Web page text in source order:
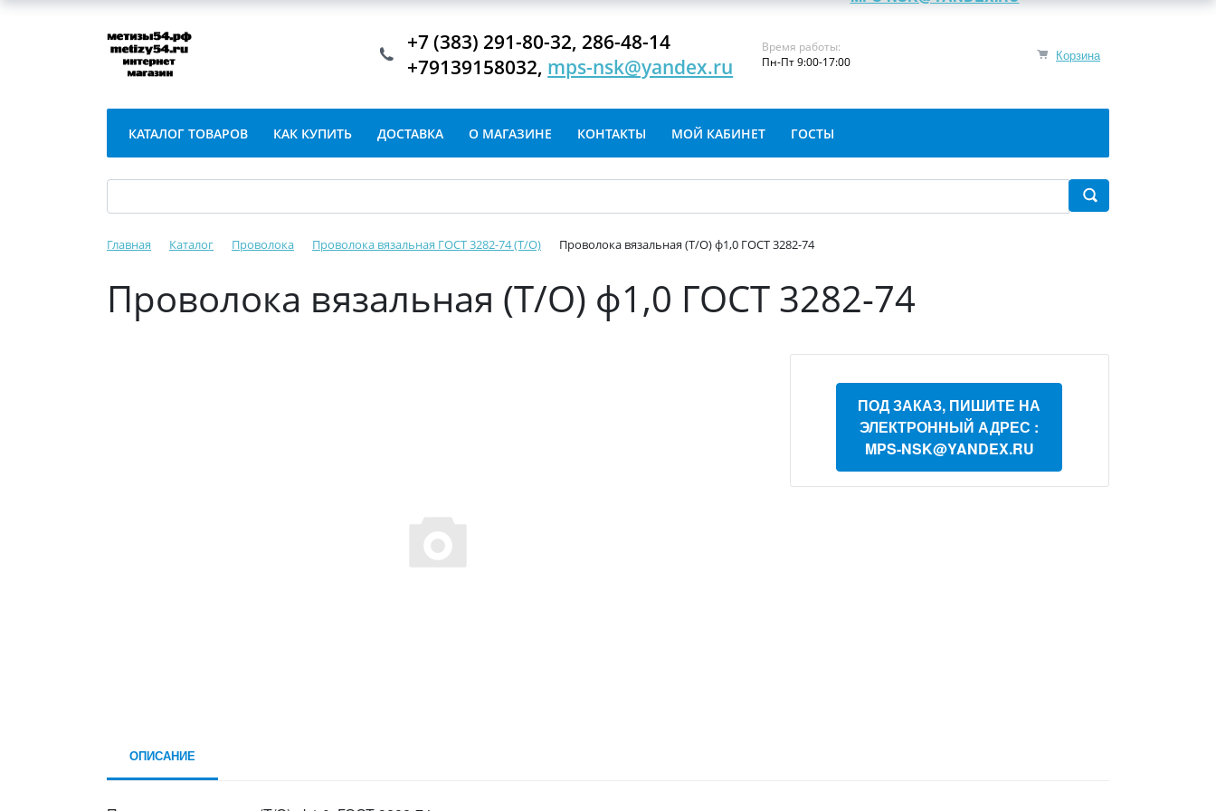
Корзина
+7 (383) 291-80-32, 286-48-14
+79139158032, mps-nsk@yandex.ru
Время работы:
Пн-Пт 9:00-17:00
КАТАЛОГ ТОВАРОВ КАК КУПИТЬ ДОСТАВКА О МАГАЗИНЕ КОНТАКТЫ МОЙ КАБИНЕТ ГОСТЫ
Главная Каталог Проволока Проволока вязальная ГОСТ 3282-74 (Т/О) Проволока вязальная (Т/О) ф1,0 ГОСТ 3282-74
Проволока вязальная (Т/О) ф1,0 ГОСТ 3282-74
ПОД ЗАКАЗ, ПИШИТЕ НА
ЭЛЕКТРОННЫЙ АДРЕС :
MPS-NSK@YANDEX.RU
ОПИСАНИЕ